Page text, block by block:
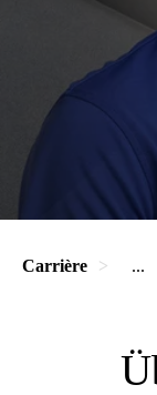
Carrière ...